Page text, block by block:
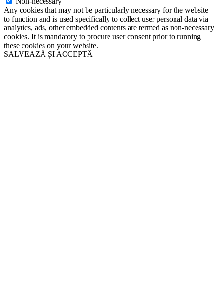
Any cookies that may not be particularly necessary for the website
to function and is used specifically to collect user personal data via
analytics, ads, other embedded contents are termed as non-necessary
cookies. It is mandatory to procure user consent prior to running
these cookies on your website.
SALVEAZĂ ȘI ACCEPTĂ